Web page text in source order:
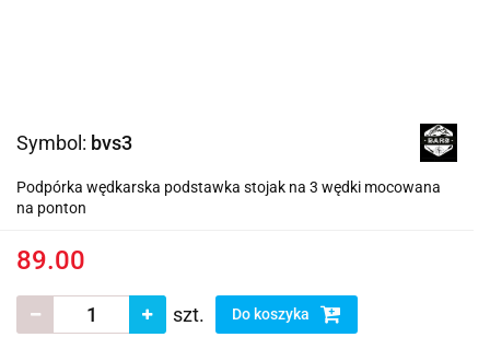
Symbol: bvs3
Podpórka wędkarska podstawka stojak na 3 wędki mocowana
na ponton
89.00
szt. Do koszyka